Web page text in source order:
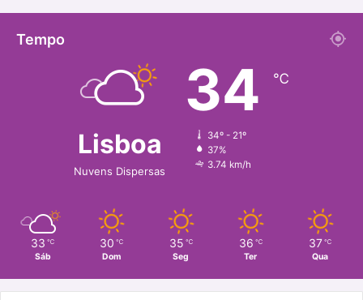
t
a
g
r
Tempo
Lisboa
Nuvens Dispersas
34 ℃
34º - 21º
37%
3.74 km/h
33 ℃
Sáb
30 ℃
Dom
35 ℃
Seg
36 ℃
Ter
37 ℃
Qua